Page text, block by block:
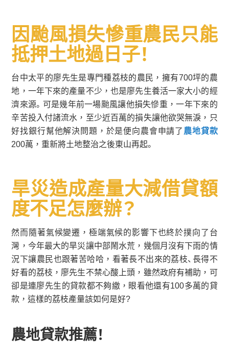
因颱風損失慘重農民只能
抵押土地過日子！
台中太平的廖先生是專門種荔枝的農民，擁有700坪的農
地，一年下來的產量不少，也是廖先生養活一家大小的經
濟來源。可是幾年前一場颱風讓他損失慘重，一年下來的
辛苦投入付諸流水，至少近百萬的損失讓他欲哭無淚，只
好找銀行幫他解決問題，於是便向農會申請了 農地貸款
200萬，重新將土地整治之後東山再起。
旱災造成產量大減借貸額
度不足怎麼辦？
然而隨著氣候變遷，極端氣候的影響下也終於撲向了台
灣，今年最大的旱災讓中部鬧水荒，幾個月沒有下雨的情
況下讓農民也跟著苦哈哈，看著長不出來的荔枝、長得不
好看的荔枝，廖先生不禁心酸上頭，雖然政府有補助，可
卻是連廖先生的貸款都不夠繳，眼看他還有100多萬的貸
款，這樣的荔枝產量該如何是好?
農地貸款推薦！